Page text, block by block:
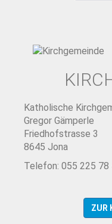
Katholische
Gregor Gämperle
Friedhofstrasse 3
8645 Jona
Telefon: 055 225 78
ZUR